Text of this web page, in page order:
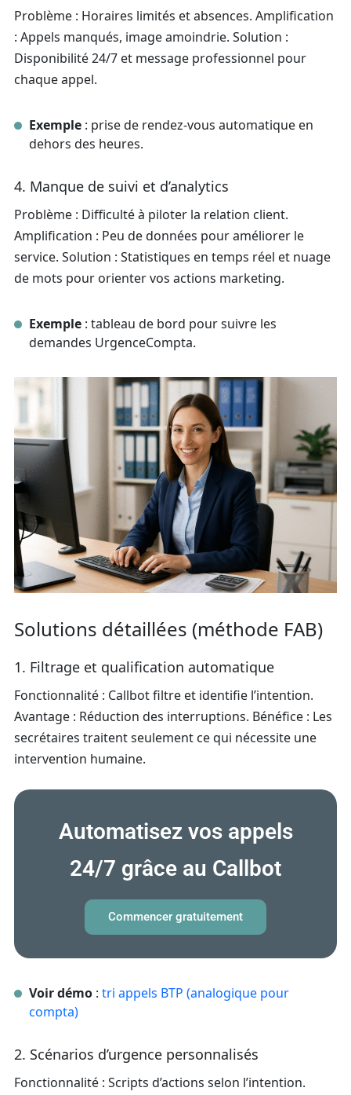
Problème : Horaires limités et absences. Amplification
: Appels manqués, image amoindrie. Solution :
Disponibilité 24/7 et message professionnel pour
chaque appel.
Exemple : prise de rendez-vous automatique en
dehors des heures.
4. Manque de suivi et d’analytics
Problème : Difficulté à piloter la relation client.
Amplification : Peu de données pour améliorer le
service. Solution : Statistiques en temps réel et nuage
de mots pour orienter vos actions marketing.
Exemple : tableau de bord pour suivre les
demandes UrgenceCompta.
Solutions détaillées (méthode FAB)
1. Filtrage et qualification automatique
Fonctionnalité : Callbot filtre et identifie l’intention.
Avantage : Réduction des interruptions. Bénéfice : Les
secrétaires traitent seulement ce qui nécessite une
intervention humaine.
Automatisez vos appels
24/7 grâce au Callbot
Commencer gratuitement
Voir démo :tri appels BTP (analogique pour
compta)
2. Scénarios d’urgence personnalisés
Fonctionnalité : Scripts d’actions selon l’intention.